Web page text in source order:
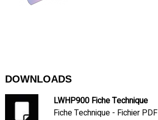
DOWNLOADS
LWHP900 Fiche Technique
Fiche Technique - Fichier PDF